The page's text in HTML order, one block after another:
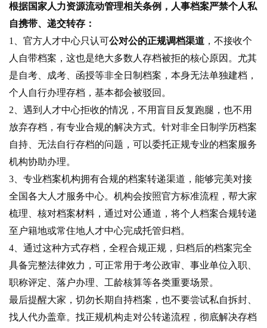
根据国家人力资源流动管理相关条例，人事档案严禁个人私
自携带、递交转存：
1、官方人才中心只认可公对公的正规调档渠道 ，不接收个
人自带档案，这也是绝大多数人存档被拒的核心原因。尤其
是自考、成考、函授等非全日制档案，本身无法单独建档，
个人自行办理存档，基本都会被驳回。
2、遇到人才中心拒收的情况，不用盲目反复跑腿，也不用
放弃存档，有专业合规的解决方式。针对非全日制学历档案
自持、无法自行存档的问题，可以委托正规专业的档案服务
机构协助办理。
3、专业档案机构拥有合规的档案转递渠道，能够完美对接
全国各大人才服务中心。机构会按照官方标准流程，帮大家
梳理、核对档案材料，通过对公通道，将个人档案合规转递
至户籍地或常住地人才中心完成托管归档。
4、通过这种方式存档，全程合规正规，归档后的档案完全
具备完整法律效力，可正常用于考公政审、事业单位入职、
职称评定、落户办理、工龄核算等各类重要场景。
最后提醒大家，切勿长期自持档案，也不要尝试私自拆封、
找人代办盖章。找正规机构走对公转递流程，彻底解决存档